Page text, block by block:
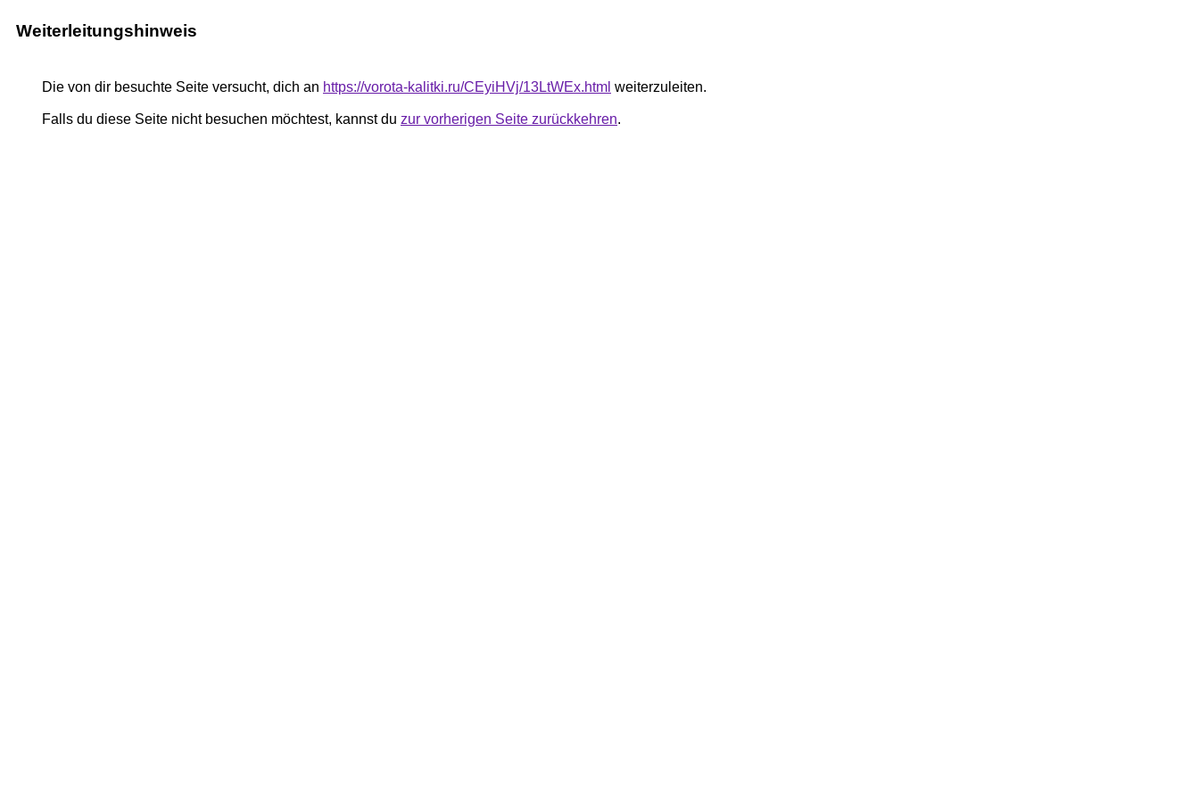
Weiterleitungshinweis
Die von dir besuchte Seite versucht, dich an https://vorota-kalitki.ru/CEyiHVj/13LtWEx.html weiterzuleiten.
Falls du diese Seite nicht besuchen möchtest, kannst du zur vorherigen Seite zurückkehren.